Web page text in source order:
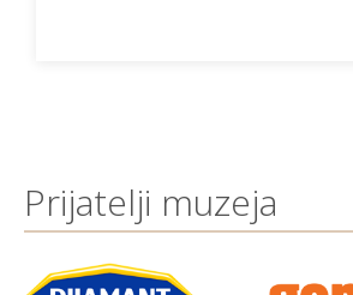
Prijatelji muzeja